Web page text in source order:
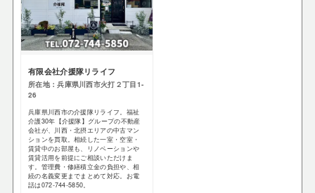
有限会社介援隊リライフ
所在地：兵庫県川西市火打２丁目1-
26
兵庫県川西市の介援隊リライフ。福祉
介護30年【介援隊】グループの不動産
会社が、川西・北摂エリアの中古マン
ションを買取。相続した一室・空室・
賃貸中のお部屋も、リノベーションや
賃貸活用を前提にご相談いただけま
す。管理費・修繕積立金の負担や、相
続の名義変更までまとめて対応。お電
話は072-744-5850。